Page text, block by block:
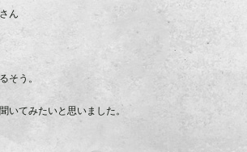
ん
そう。
いてみたいと思いました。